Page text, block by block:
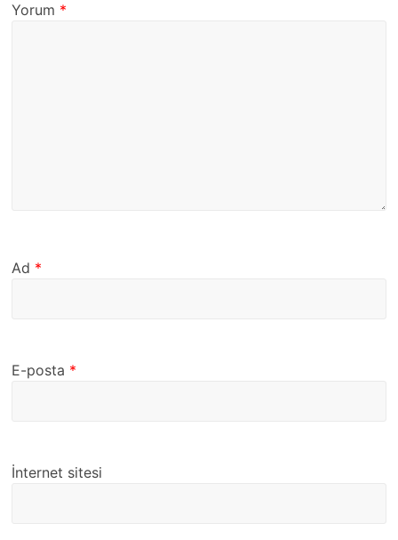
Yorum *
Ad *
E-posta *
İnternet sitesi